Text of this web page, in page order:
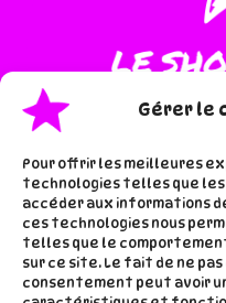
Gérer le
Pour offrir les meilleures
technologies telles que
accéder aux informations
ces technologies nous
telles que le
sur ce site. Le fait de ne
consentement peut avoir
Accueil ·
À